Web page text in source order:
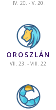
IV. 20. - V. 20.
OROSZLÁN
VII. 23. - VIII. 22.